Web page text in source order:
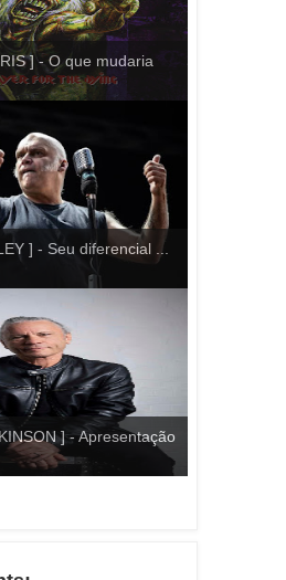
] - O que mudaria
] - Seu diferencial ...
] - Apresentação